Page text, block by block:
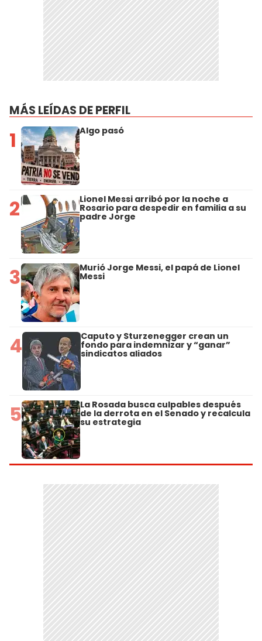
MÁS LEÍDAS DE PERFIL
1 Algo pasó
2 Lionel Messi arribó por la noche a
Rosario para despedir en familia a su
padre Jorge
3 Murió Jorge Messi, el papá de Lionel
Messi
4 Caputo y Sturzenegger crean un
fondo para indemnizar y “ganar”
sindicatos aliados
5 La Rosada busca culpables después
de la derrota en el Senado y recalcula
su estrategia